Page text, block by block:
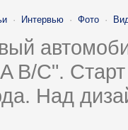
· Интервью · Фото ·
B/C".
Над